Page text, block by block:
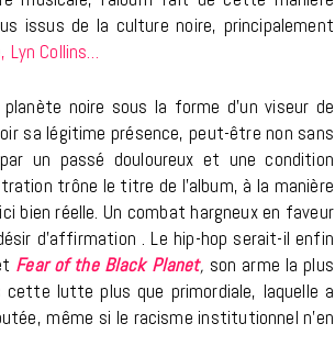
issus de la culture noire, principalement
Lyn Collins…
noire sous la forme d’un viseur de
sa légitime présence, peut-être non sans
un passé douloureux et une condition
trône le titre de l’album, à la manière
bien réelle. Un combat hargneux en faveur
d’affirmation . Le hip-hop serait-il enfin
Fear of the Black Planet, son arme la plus
cette lutte plus que primordiale, laquelle a
même si le racisme institutionnel n’en
7 JUIN 2026
LIFESTYLE